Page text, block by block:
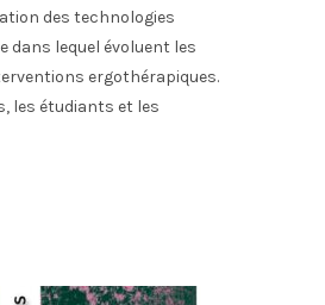
des technologies
dans lequel évoluent les
ergothérapiques.
les étudiants et les